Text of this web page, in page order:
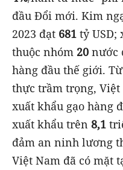
đầu Đổi mới. Kim
2023 đạt 681 tỷ USD;
thuộc nhóm 20 nước
hàng đầu thế giới.
thực trầm trọng,
xuất khẩu gạo hàng
xuất khẩu trên 8,1
đảm an ninh lương
Việt Nam đã có mặt